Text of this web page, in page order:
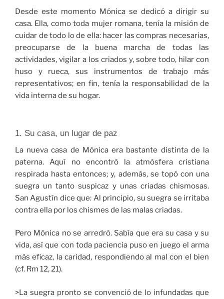
Desde este momento Mónica se dedicó a dirigir su
casa. Ella, como toda mujer romana, tenía la misión de
cuidar de todo lo de ella: hacer las compras necesarias,
preocuparse de la buena marcha de todas las
actividades, vigilar a los criados y, sobre todo, hilar con
huso y rueca, sus instrumentos de trabajo más
representativos; en fin, tenía la responsabilidad de la
vida interna de su hogar.
1. Su casa, un lugar de paz
La nueva casa de Mónica era bastante distinta de la
paterna. Aquí no encontró la atmósfera cristiana
respirada hasta entonces; y, además, se topó con una
suegra un tanto suspicaz y unas criadas chismosas.
San Agustín dice que: Al principio, su suegra se irritaba
contra ella por los chismes de las malas criadas.
Pero Mónica no se arredró. Sabía que era su casa y su
vida, así que con toda paciencia puso en juego el arma
más eficaz, la caridad, respondiendo al mal con el bien
(cf. Rm 12, 21).
>La suegra pronto se convenció de lo infundadas que